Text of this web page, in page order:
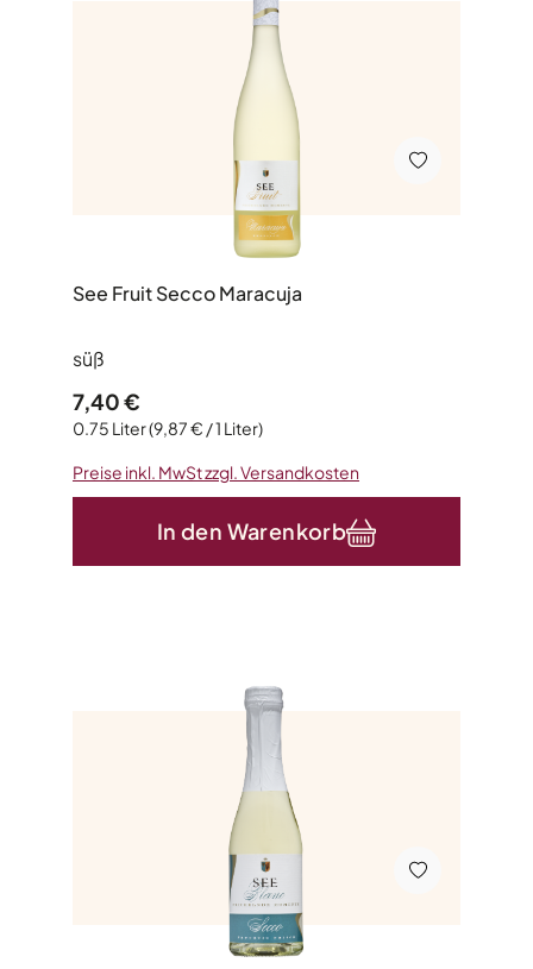
See Fruit Secco Maracuja
süß
0.75 Liter(9,87 € / 1 Liter)
Regulärer Preis:
7,40 €
Preise inkl. MwSt zzgl. Versandkosten
In den Warenkorb